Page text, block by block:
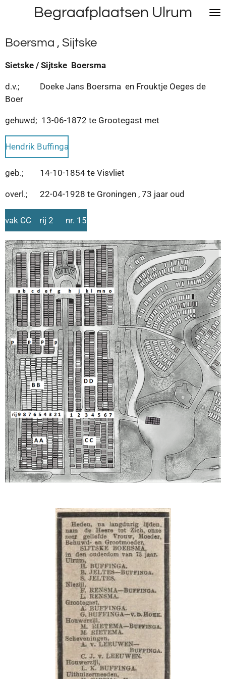
naar
de
hoofdinhoud
Begraafplaatsen Ulrum
Boersma , Sijtske
Sietske / Sijtske Boersma
d.v.; Doeke Jans Boersma en Frouktje Oeges de
Boer
gehuwd; 13-06-1872 te Grootegast met
Hendrik Buffinga
geb.; 14-10-1854 te Visvliet
overl.; 22-04-1928 te Groningen , 73 jaar oud
vak CC rij 2 nr. 15